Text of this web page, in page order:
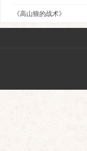
《高山狼的战术》